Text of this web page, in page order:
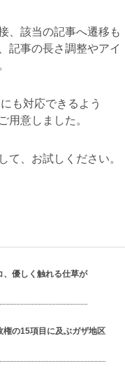
、該当の記事へ遷移も
記事の長さ調整やアイ
も対応できるよう
用意しました。
て、お試しください。
、優しく触れる仕草が
の15項目に及ぶガザ地区